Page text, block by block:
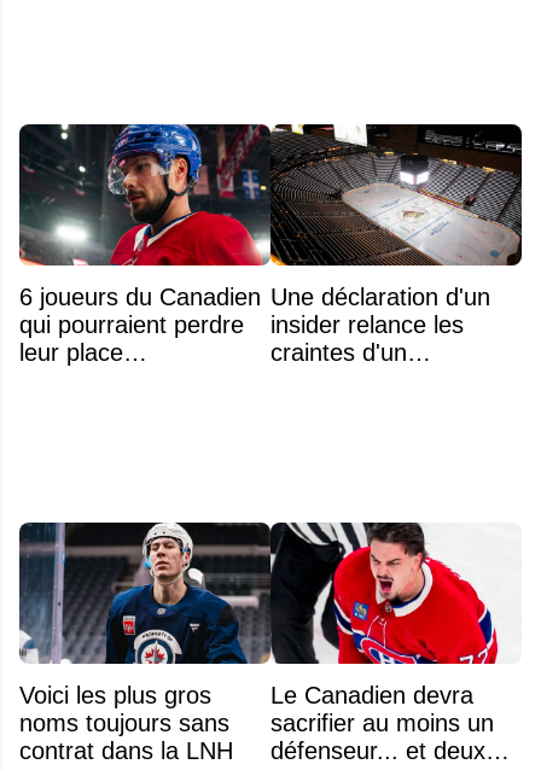
6 joueurs du Canadien
qui pourraient perdre
leur place
Une déclaration d'un
insider relance les
craintes d'un
Voici les plus gros
noms toujours sans
contrat dans la LNH
Le Canadien devra
sacrifier au moins un
défenseur... et deux